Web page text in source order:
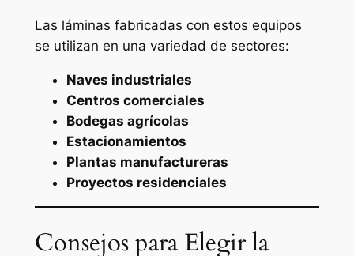
Las láminas fabricadas con estos equipos
se utilizan en una variedad de sectores:
Naves industriales
Centros comerciales
Bodegas agrícolas
Estacionamientos
Plantas manufactureras
Proyectos residenciales
Consejos para Elegir la